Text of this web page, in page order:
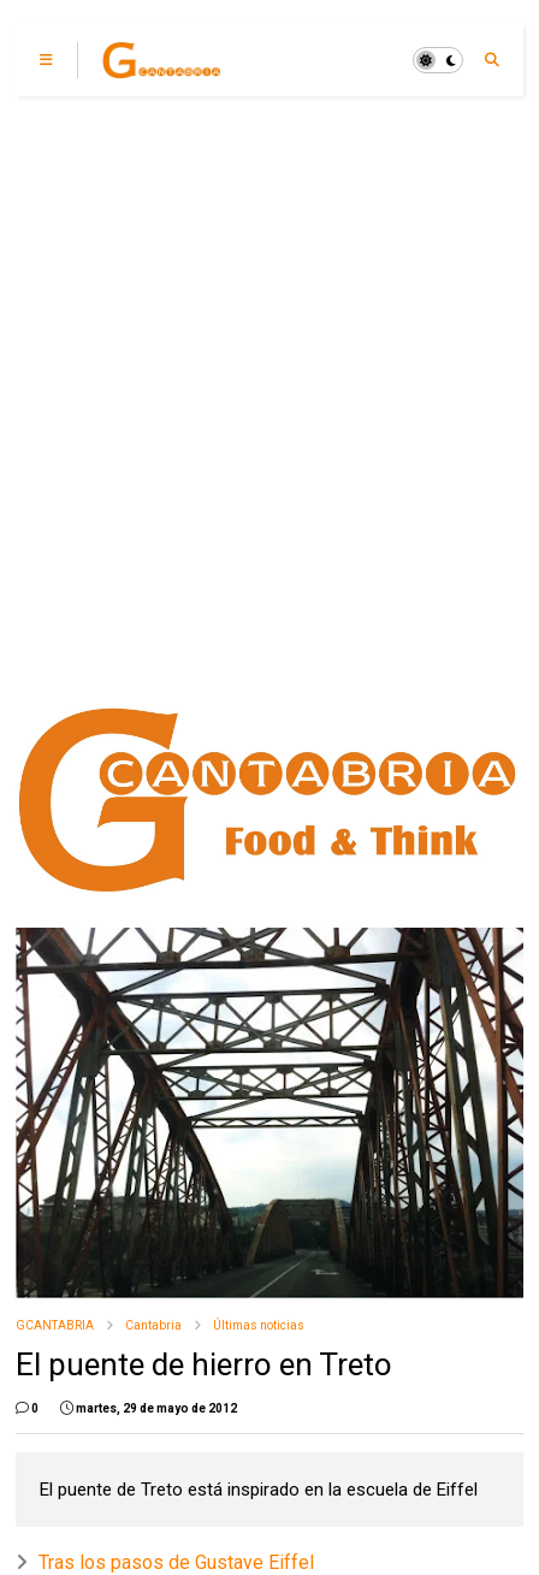
GCANTABRIA Cantabria Últimas noticias
El puente de hierro en Treto
0 martes, 29 de mayo de 2012
El puente de Treto está inspirado en la escuela de Eiffel
Tras los pasos de Gustave Eiffel